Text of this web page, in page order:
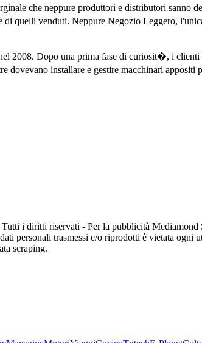
che neppure produttori e distributori sanno
quelli venduti. Neppure Negozio Leggero,
2008. Dopo una prima fase di curiosit�, i
installare e gestire macchinari
i diritti riservati - Per la pubblicità
personali trasmessi e/o riprodotti è vietata ogni
scraping.